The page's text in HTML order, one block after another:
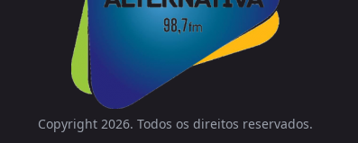
Copyright 2026. Todos os direitos reservados.